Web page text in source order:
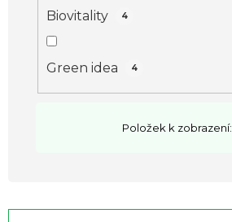
Biovitality 4
Green idea 4
Položek k zobrazení: